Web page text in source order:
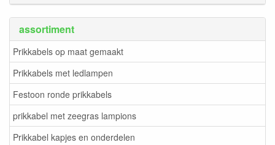
assortiment
Prikkabels op maat gemaakt
Prikkabels met ledlampen
Festoon ronde prikkabels
prikkabel met zeegras lampions
Prikkabel kapjes en onderdelen